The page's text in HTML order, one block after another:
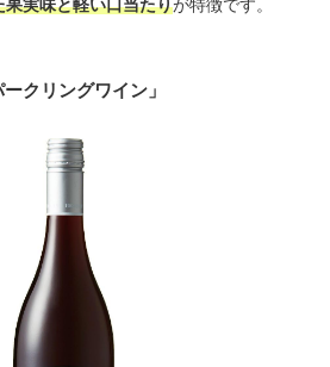
果実味と軽い口当たりが特徴です。
クリングワイン」